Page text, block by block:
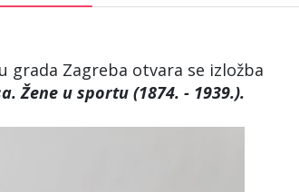
grada Zagreba otvara se izložba
Žene u sportu (1874. - 1939.).